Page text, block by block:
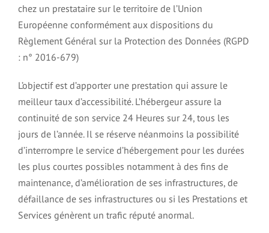
chez un prestataire sur le territoire de l’Union
Européenne conformément aux dispositions du
Règlement Général sur la Protection des Données (RGPD
: n° 2016-679)
L’objectif est d’apporter une prestation qui assure le
meilleur taux d’accessibilité. L’hébergeur assure la
continuité de son service 24 Heures sur 24, tous les
jours de l’année. Il se réserve néanmoins la possibilité
d’interrompre le service d’hébergement pour les durées
les plus courtes possibles notamment à des fins de
maintenance, d’amélioration de ses infrastructures, de
défaillance de ses infrastructures ou si les Prestations et
Services génèrent un trafic réputé anormal.